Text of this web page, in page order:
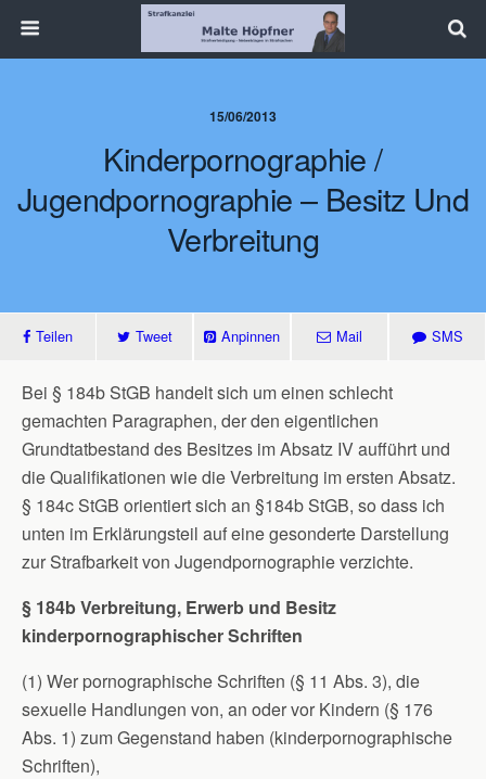
15/06/2013
Kinderpornographie /
Jugendpornographie – Besitz Und
Verbreitung
Teilen Tweet Anpinnen Mail SMS
Bei § 184b StGB handelt sich um einen schlecht
gemachten Paragraphen, der den eigentlichen
Grundtatbestand des Besitzes im Absatz IV aufführt und
die Qualifikationen wie die Verbreitung im ersten Absatz.
§ 184c StGB orientiert sich an §184b StGB, so dass ich
unten im Erklärungsteil auf eine gesonderte Darstellung
zur Strafbarkeit von Jugendpornographie verzichte.
§ 184b Verbreitung, Erwerb und Besitz
kinderpornographischer Schriften
(1) Wer pornographische Schriften (§ 11 Abs. 3), die
sexuelle Handlungen von, an oder vor Kindern (§ 176
Abs. 1) zum Gegenstand haben (kinderpornographische
Schriften),